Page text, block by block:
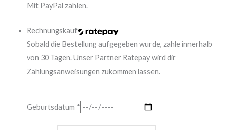
Mit PayPal zahlen.
Rechnungskauf
Sobald die Bestellung aufgegeben wurde, zahle innerhalb
von 30 Tagen. Unser Partner Ratepay wird dir
Zahlungsanweisungen zukommen lassen.
Geburtsdatum *